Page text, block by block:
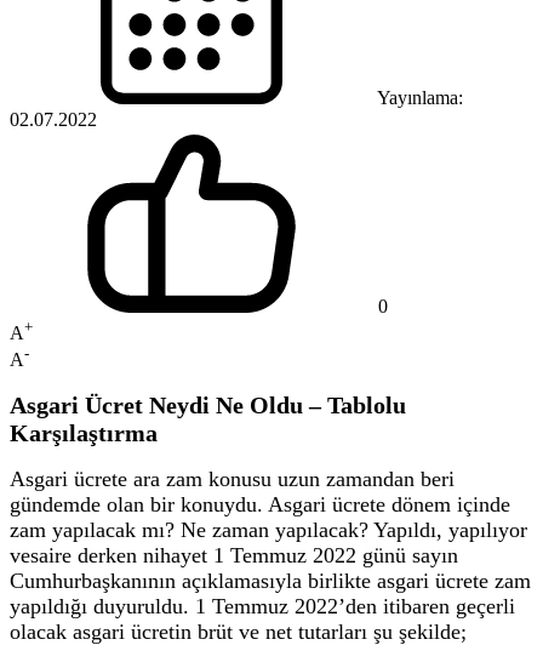
Yayınlama:
02.07.2022
0
A+
A-
Asgari Ücret Neydi Ne Oldu – Tablolu
Karşılaştırma
Asgari ücrete ara zam konusu uzun zamandan beri
gündemde olan bir konuydu. Asgari ücrete dönem içinde
zam yapılacak mı? Ne zaman yapılacak? Yapıldı, yapılıyor
vesaire derken nihayet 1 Temmuz 2022 günü sayın
Cumhurbaşkanının açıklamasıyla birlikte asgari ücrete zam
yapıldığı duyuruldu. 1 Temmuz 2022’den itibaren geçerli
olacak asgari ücretin brüt ve net tutarları şu şekilde;